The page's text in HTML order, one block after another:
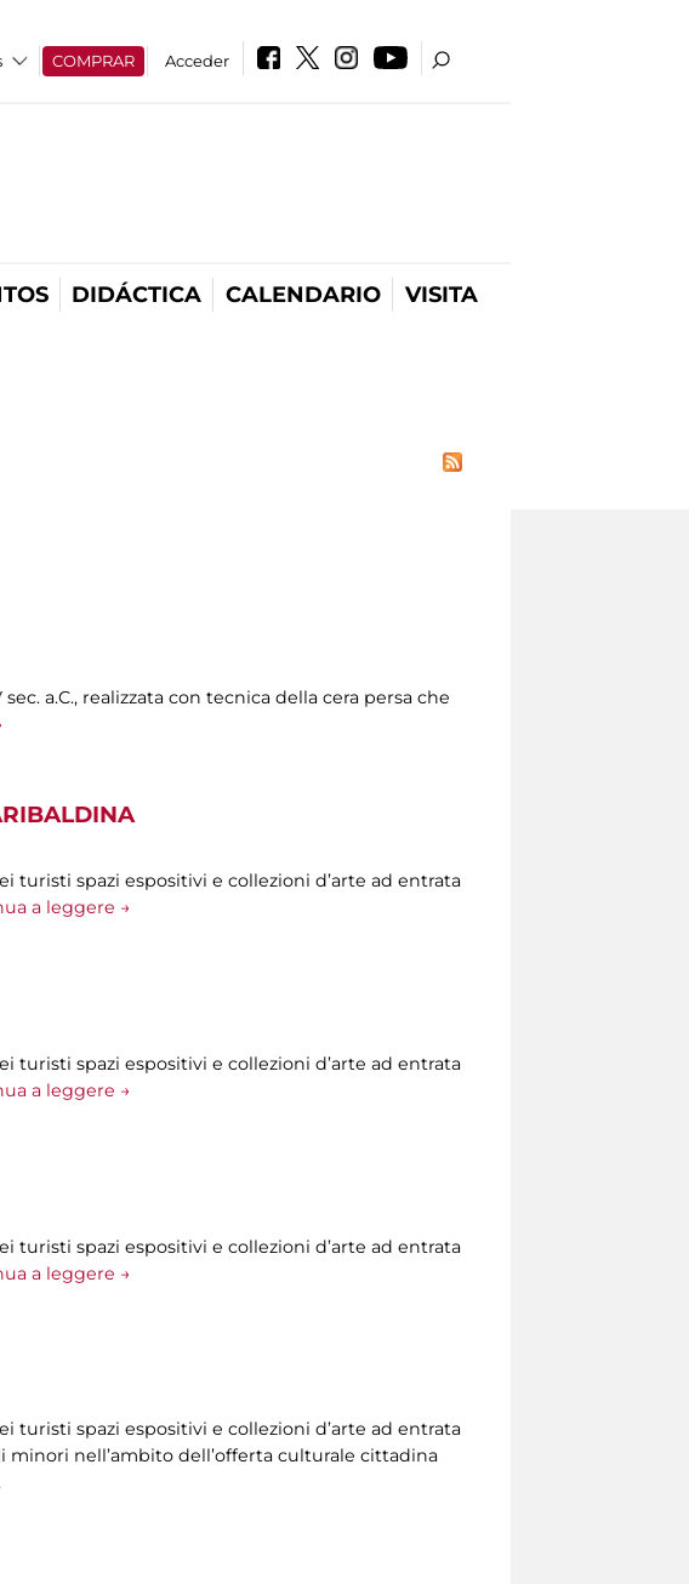
COMPRAR Acceder
DIDÁCTICA CALENDARIO VISITA
a.C., realizzata con tecnica della cera persa che
spazi espositivi e collezioni d’arte ad entrata
a leggere →
spazi espositivi e collezioni d’arte ad entrata
a leggere →
spazi espositivi e collezioni d’arte ad entrata
a leggere →
spazi espositivi e collezioni d’arte ad entrata
nell’ambito dell’offerta culturale cittadina